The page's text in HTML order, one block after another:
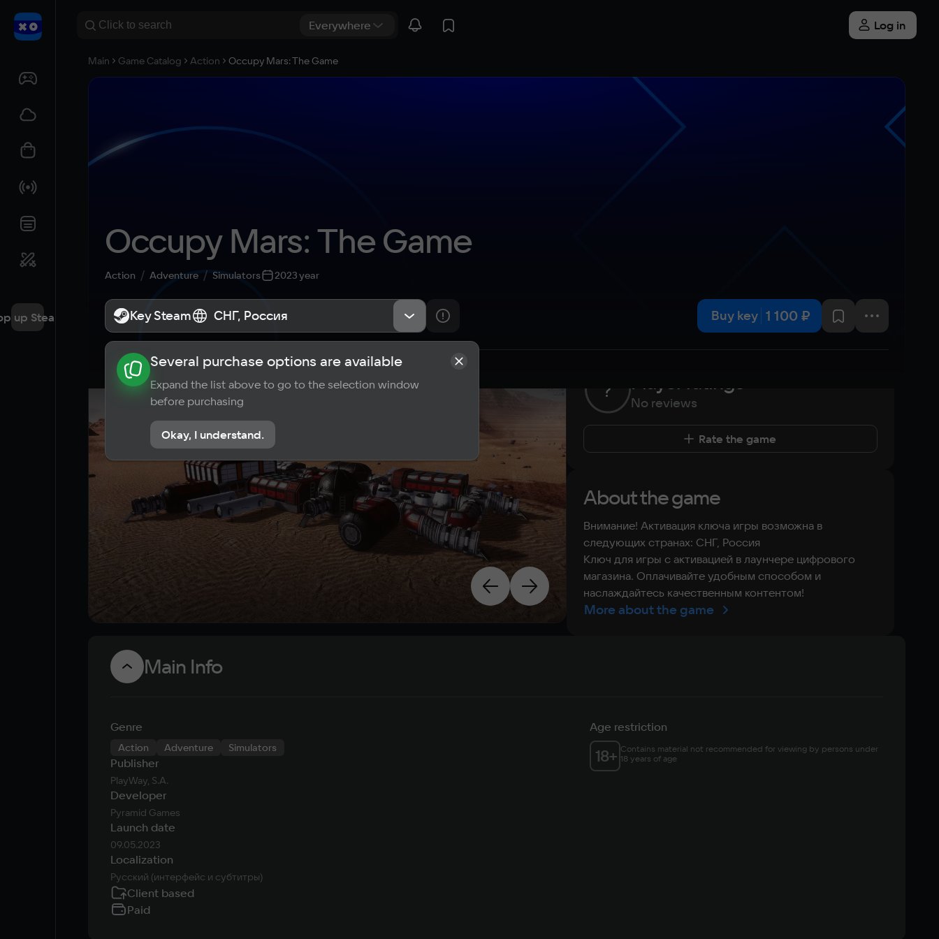
up Steam
Log in
Main Game Catalog Action Occupy Mars: The Game
Occupy Mars: The Game
Action Adventure Simulators 2023 year
Key Steam СНГ, Россия Buy key 1 100 ₽
About the game News Requirements Reviews
? Player ratings
No reviews
Rate the game
About the game
Внимание! Активация ключа игры возможна в
следующих странах: СНГ, Россия
Ключ для игры с активацией в лаунчере цифрового
магазина. Оплачивайте удобным способом и
наслаждайтесь качественным контентом!
More about the game
Main Info
Genre
Action Adventure Simulators
Publisher
PlayWay, S.A.
Developer
Pyramid Games
Launch date
09.05.2023
Localization
Русский (интерфейс и субтитры)
Age restriction
18+ Contains material not recommended for viewing by persons under
18 years of age
Client based
Paid
Key Steam СНГ, Россия
Several purchase options are available
Expand the list above to go to the selection window
before purchasing
Okay, I understand.